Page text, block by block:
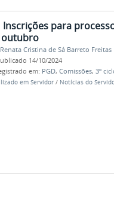
Inscrições para
outubro
Renata Cristina de Sá Barreto Freitas
14/10/2024
em: PGD, Comissões, 3º
em Servidor / Notícias do